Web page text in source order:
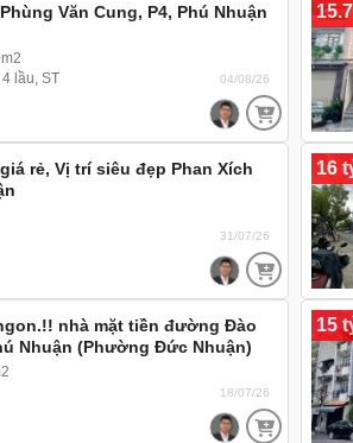
Văn Cung, P4, Phú Nhuận
lầu, ST
04/08/26
rẻ, Vị trí siêu đẹp Phan Xích
31/07/26
16
nhà mặt tiền đường Đào
Nhuận (Phường Đức Nhuận)
18/07/26
15